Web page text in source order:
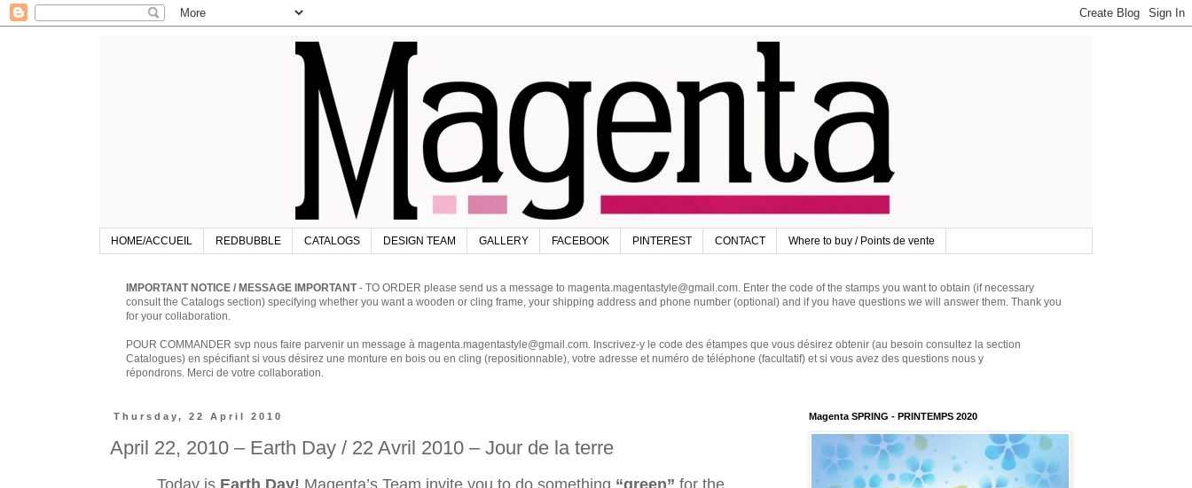
HOME/ACCUEIL REDBUBBLE CATALOGS DESIGN TEAM GALLERY FACEBOOK PINTEREST CONTACT Where to buy / Points de vente
IMPORTANT NOTICE / MESSAGE IMPORTANT- TO ORDER please send us a message to magenta.magentastyle@gmail.com. Enter the code of the stamps you want to obtain (if necessary
consult the Catalogs section) specifying whether you want a wooden or cling frame, your shipping address and phone number (optional) and if you have questions we will answer them. Thank you
for your collaboration.
POUR COMMANDER svp nous faire parvenir un message à magenta.magentastyle@gmail.com. Inscrivez-y le code des étampes que vous désirez obtenir (au besoin consultez la section
Catalogues) en spécifiant si vous désirez une monture en bois ou en cling (repositionnable), votre adresse et numéro de téléphone (facultatif) et si vous avez des questions nous y
répondrons. Merci de votre collaboration.
Thursday, 22 April 2010
April 22, 2010 – Earth Day / 22 Avril 2010 – Jour de la terre
Magenta SPRING - PRINTEMPS 2020